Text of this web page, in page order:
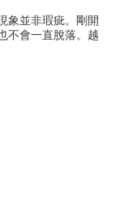
象並非瑕疵。剛開
不會一直脫落。越